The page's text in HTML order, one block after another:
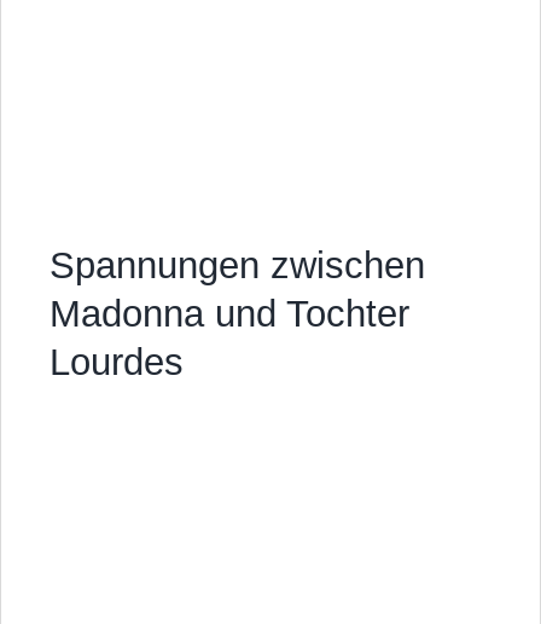
Spannungen zwischen
Madonna und Tochter
Lourdes